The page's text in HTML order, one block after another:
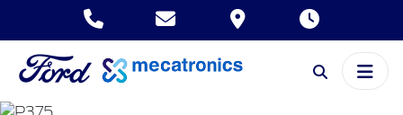
RANGER